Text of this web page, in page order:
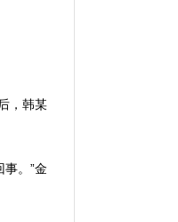
，韩某
。 ”金